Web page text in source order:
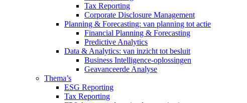
Tax Reporting
Corporate Disclosure Management
Planning & Forecasting: van planning tot actie
Financial Planning & Forecasting
Predictive Analytics
Data & Analytics: van inzicht tot besluit
Business Intelligence-oplossingen
Geavanceerde Analyse
Thema’s
ESG Reporting
Tax Reporting